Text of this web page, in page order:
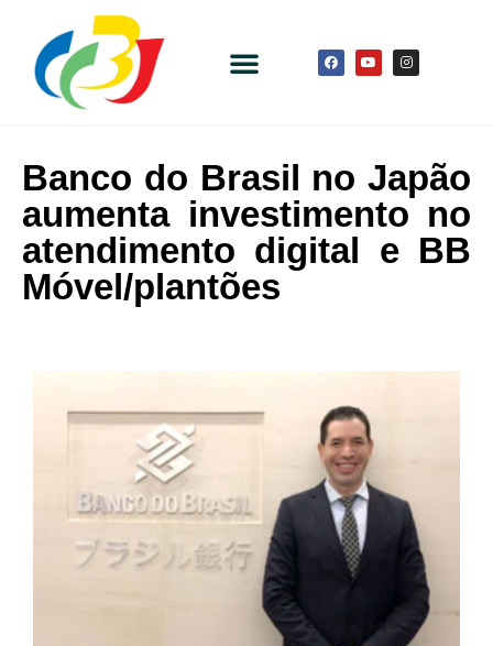
Banco do Brasil no Japão
aumenta investimento no
atendimento digital e BB
Móvel/plantões